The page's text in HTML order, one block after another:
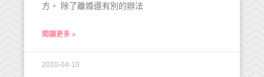
方。 除了離婚還有別的辦法
閱讀更多 »
2020-04-10